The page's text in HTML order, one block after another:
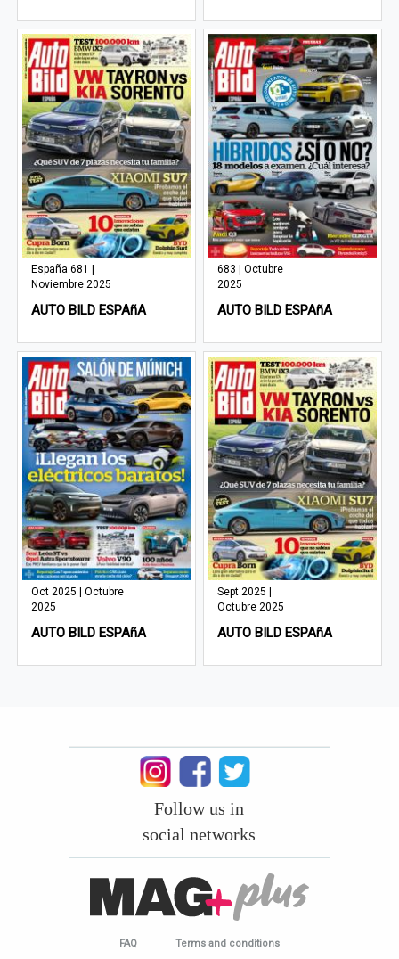
España 681 |
Noviembre 2025
AUTO BILD ESPAñA
683 | Octubre
2025
AUTO BILD ESPAñA
Oct 2025 | Octubre
2025
AUTO BILD ESPAñA
Sept 2025 |
Octubre 2025
AUTO BILD ESPAñA
Follow us in
social networks
FAQ Terms and conditions